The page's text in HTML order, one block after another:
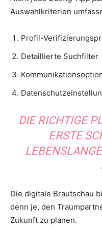
Auswahlkriterien
Profil-
Detaillierte Suchfilter
DIE RICHTIGE
ERSTE
Die digitale Brautschau
denn je, den
Zukunft zu planen.